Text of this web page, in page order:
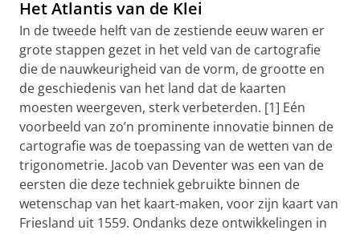
Het Atlantis van de Klei
In de tweede helft van de zestiende eeuw waren er
grote stappen gezet in het veld van de cartografie
die de nauwkeurigheid van de vorm, de grootte en
de geschiedenis van het land dat de kaarten
moesten weergeven, sterk verbeterden. [1] Eén
voorbeeld van zo’n prominente innovatie binnen de
cartografie was de toepassing van de wetten van de
trigonometrie. Jacob van Deventer was een van de
eersten die deze techniek gebruikte binnen de
wetenschap van het kaart-maken, voor zijn kaart van
Friesland uit 1559. Ondanks deze ontwikkelingen in